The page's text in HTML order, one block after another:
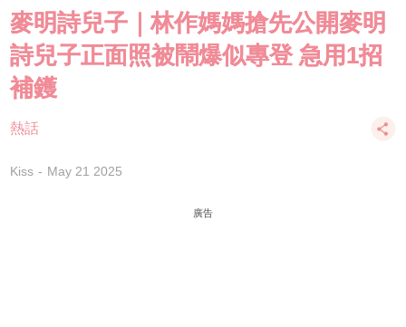
麥明詩兒子｜林作媽媽搶先公開麥明
詩兒子正面照被鬧爆似專登 急用1招
補鑊
熱話
Kiss May 21 2025
廣告